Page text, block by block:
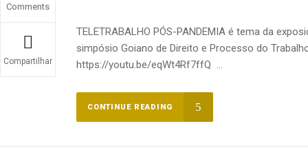
Comments
Compartilhar
TELETRABALHO PÓS-PANDEMIA é tema da
simpósio Goiano de Direito e Processo do
https://youtu.be/eqWt4Rf7ffQ ...
CONTINUE READING